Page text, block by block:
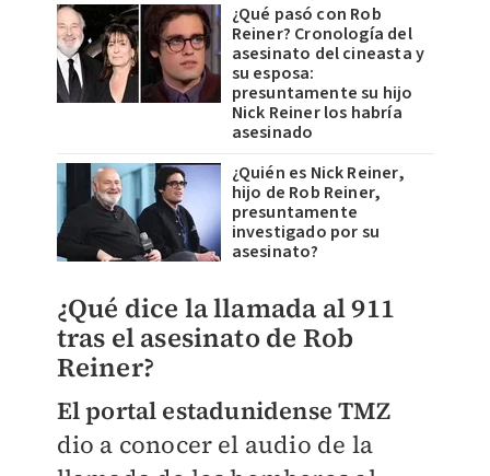
¿Qué pasó con Rob
Reiner? Cronología del
asesinato del cineasta y
su esposa:
presuntamente su hijo
Nick Reiner los habría
asesinado
¿Quién es Nick Reiner,
hijo de Rob Reiner,
presuntamente
investigado por su
asesinato?
¿Qué dice la llamada al 911
tras el asesinato de Rob
Reiner?
El portal estadunidense TMZ
dio a conocer el audio de la